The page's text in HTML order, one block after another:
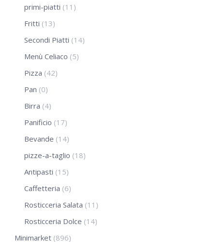
primi-piatti (11)
Fritti (13)
Secondi Piatti (14)
Menù Celiaco (5)
Pizza (42)
Pan (0)
Birra (4)
Panificio (17)
Bevande (14)
pizze-a-taglio (18)
Antipasti (15)
Caffetteria (6)
Rosticceria Salata (11)
Rosticceria Dolce (14)
Minimarket (896)